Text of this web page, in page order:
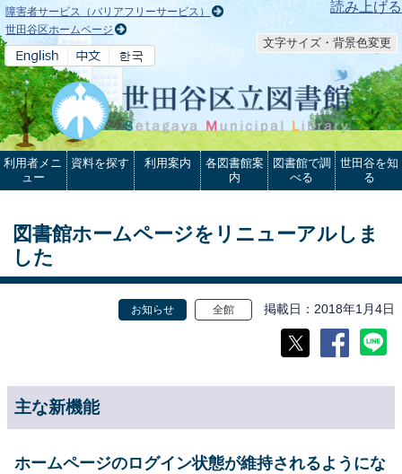
本文へ 読み上げる
障害者サービス（バリアフリーサービス）
世田谷区ホームページ
文字サイズ・背景色変更
利用者メニ
ュー
資料を探す 利用案内
各図書館案
内
図書館で調
べる
世田谷を知
る
図書館ホームページをリニューアルしま
した
お知らせ 全館 掲載日 2018年1月4日
主な新機能
ホームページのログイン状態が維持されるようにな